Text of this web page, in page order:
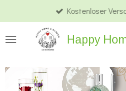
Hauptinhalt
springen
Happy
Kostenloser